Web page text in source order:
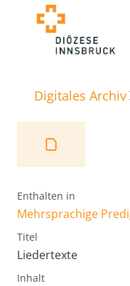
Digitales Archiv
Enthalten in
Mehrsprachige
Titel
Liedertexte
Inhalt